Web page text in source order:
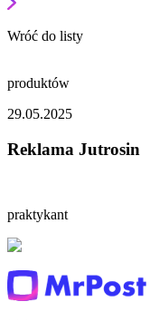
Wróć do listy
produktów
29.05.2025
Reklama Jutrosin
praktykant